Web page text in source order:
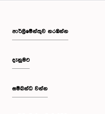
පාර්ලි‌මේන්තුව නරඹන්න
දැනුමට
සම්බන්ධ වන්න